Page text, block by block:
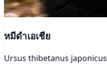
หมีดำเอเชีย
Ursus thibetanus japonicus